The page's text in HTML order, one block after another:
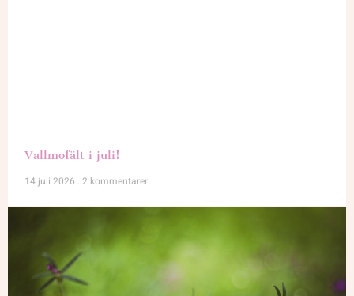
Vallmofält i juli!
14 juli 2026 2 kommentarer